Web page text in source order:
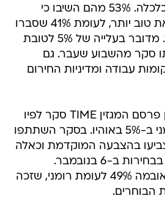
יותר שיטפל כראוי בכלכלה. 53% מהם השיבו כי
רומני עשוי לעשות זאת טוב יותר, לעומת 41% שסברו
כי אובמה הוא האחד. מדובר בעלייה של 5% לטובת
סקר מהשבוע שעבר. גם
עבודה ומדיניות החירום
בסוף השבוע האחרון פרסם המגזין TIME סקר לפיו
אובמה מוביל על רומני ב-5% באוהיו. בסקר השתתפו
בהצבעה המוקדמת וכאלה
שהצהירו כי ישתתפו בבחירות ב-6 בנובמבר.
תוצאותיו מעניקות לאובמה 49% לעומת רומני, שזכה